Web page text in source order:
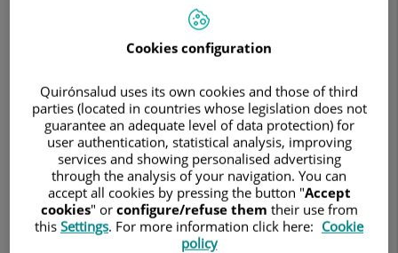
15 de marzo de 2024
HOSPITAL UNIVERSITARIO REY JUAN CARLOS
El sueño nos prepara para poder estar despiertos durante
todo el periodo diurno, regula diferentes procesos a nivel
neuronal, hormonal y cardiovascular, entre otros, y sus
necesidades varían de una persona a otra, según la edad y la
Cookies configuration
Quirónsalud uses its own cookies and those of third
parties (located in countries whose legislation does not
guarantee an adequate level of data protection) for
user authentication, statistical analysis, improving
services and showing personalised advertising
through the analysis of your navigation. You can
accept all cookies by pressing the button "Accept
cookies" or configure/refuse them their use from
this Settings. For more information click here: Cookie
policy